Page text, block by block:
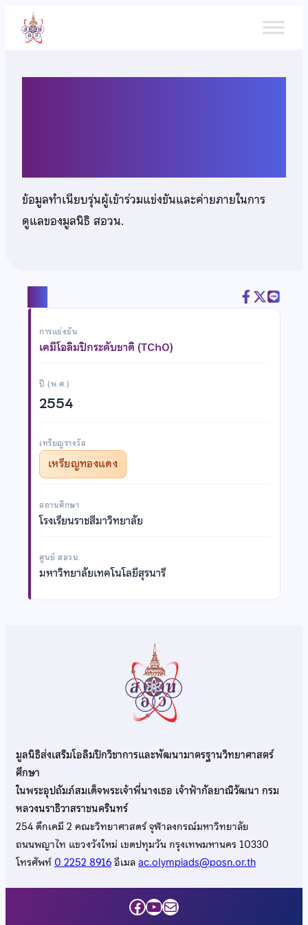
เนื้อหา
ข้อมูลทำเนียบรุ่นผู้เข้าร่วมแข่งขันและค่ายภายในการ
ดูแลของมูลนิธิ สอวน.
การแข่งขัน
เคมีโอลิมปิกระดับชาติ (TChO)
ปี (พ.ศ.)
2554
เหรียญรางวัล
เหรียญทองแดง
สถานศึกษา
โรงเรียนราชสีมาวิทยาลัย
ศูนย์ สอวน.
มหาวิทยาลัยเทคโนโลยีสุรนารี
มูลนิธิส่งเสริมโอลิมปิกวิชาการและพัฒนามาตรฐานวิทยาศาสตร์
ศึกษา
ในพระอุปถัมภ์สมเด็จพระเจ้าพี่นางเธอ เจ้าฟ้ากัลยาณิวัฒนา กรม
หลวงนราธิวาสราชนครินทร์
254 ตึกเคมี 2 คณะวิทยาศาสตร์ จุฬาลงกรณ์มหาวิทยาลัย
ถนนพญาไท แขวงวังใหม่ เขตปทุมวัน กรุงเทพมหานคร 10330
โทรศัพท์0 2252 8916อีเมลac.olympiads@posn.or.th
Facebook
YouTube
Mail